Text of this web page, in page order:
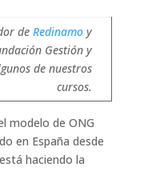
de Redinamoy
Gestión y
de nuestros
cursos.
modelo de ONG
en España desde
haciendo la